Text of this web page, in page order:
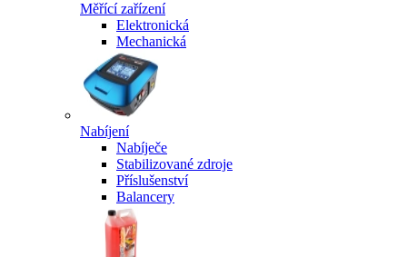
Měřící zařízení
Elektronická
Mechanická
Nabíjení
Nabíječe
Stabilizované zdroje
Příslušenství
Balancery